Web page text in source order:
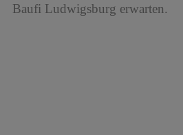
Baufi Ludwigsburg erwarten.